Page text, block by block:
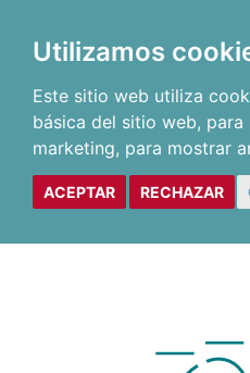
Utilizamos
Este sitio web utiliza
básica del sitio web, para
marketing, para mostrar
ACEPTAR RECHAZAR